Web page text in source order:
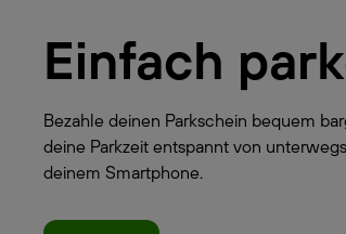
Einfach
Bezahle deinen Parkschein bequem
deine Parkzeit entspannt von
deinem Smartphone.